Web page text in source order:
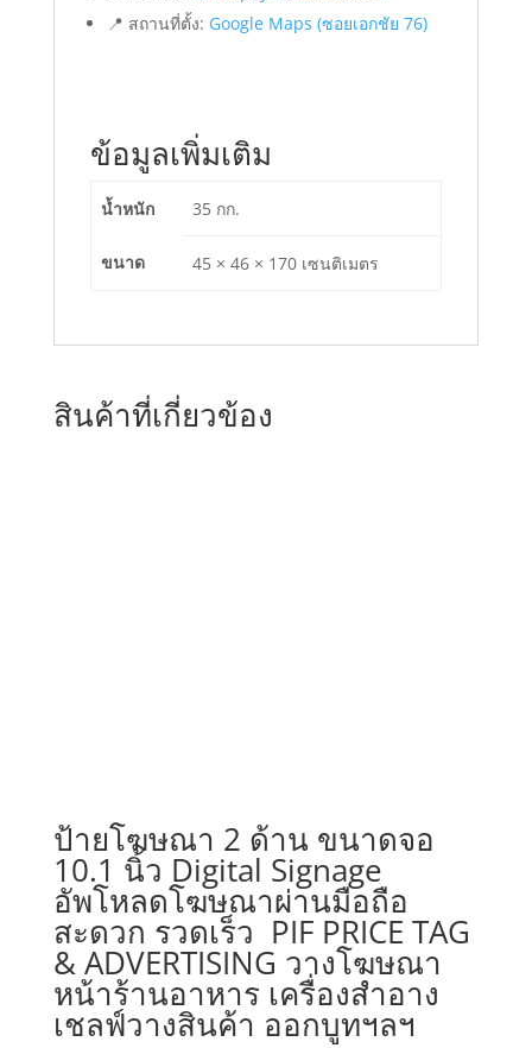
📍 สถานที่ตั้ง: Google Maps (ซอยเอกชัย 76)
ข้อมูลเพิ่มเติม
น้ำหนัก 35 กก.
ขนาด 45 × 46 × 170 เซนติเมตร
สินค้าที่เกี่ยวข้อง
ป้ายโฆษณา 2 ด้าน ขนาดจอ
10.1 นิ้ว Digital Signage
อัพโหลดโฆษณาผ่านมือถือ
สะดวก รวดเร็ว PIF PRICE TAG
& ADVERTISING วางโฆษณา
หน้าร้านอาหาร เครื่องสำอาง
เชลฟ์วางสินค้า ออกบูทฯลฯ